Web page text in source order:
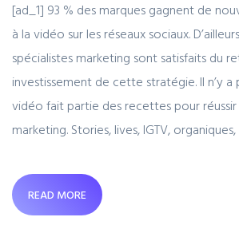
[ad_1] 93 % des marques gagnent de
à la vidéo sur les réseaux sociaux.
spécialistes marketing sont satisfaits du
investissement de cette stratégie. Il n’y a
vidéo fait partie des recettes pour
marketing. Stories, lives, IGTV, organiques,
READ MORE